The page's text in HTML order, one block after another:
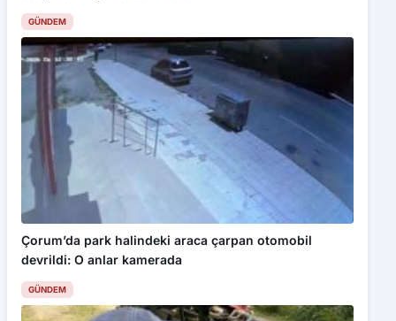
Safranbolu’da Ağaca Çarpan Araç Alev Alev Yandı
GÜNDEM
Çorum’da park halindeki araca çarpan otomobil
devrildi: O anlar kamerada
GÜNDEM
Bu web sitesinde en iyi deneyimi yaşamanızı sağlamak için
çerezler kullanılmaktadır. Detaylar için Gizlilik Politikamız
inceleyebilirsiniz.
Kabul Et